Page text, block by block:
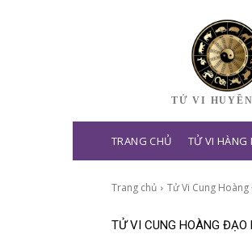
TỬ VI
TRANG CHỦ TỬ VI HÀNG
Trang chủ Tử Vi Cung
TỬ VI CUNG HOÀNG ĐẠO